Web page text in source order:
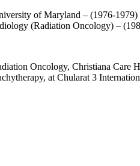
of Maryland – (1976-1979)
(Radiation Oncology) –
Oncology, Christiana Care
at Chularat 3